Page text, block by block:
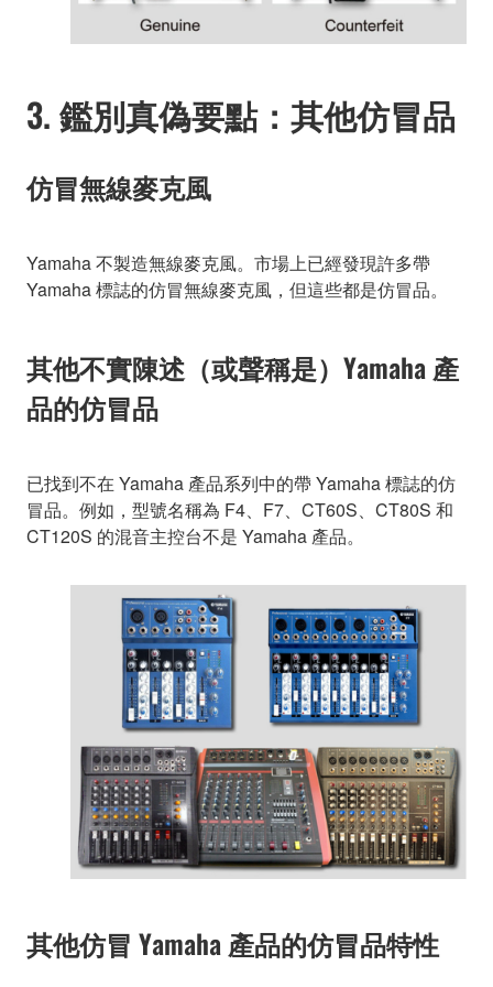
3. 鑑別真偽要點：其他仿冒品
仿冒無線麥克風
Yamaha 不製造無線麥克風。市場上已經發現許多帶
Yamaha 標誌的仿冒無線麥克風，但這些都是仿冒品。
其他不實陳述（或聲稱是）Yamaha 產
品的仿冒品
已找到不在 Yamaha 產品系列中的帶 Yamaha 標誌的仿
冒品。例如，型號名稱為 F4、F7、CT60S、CT80S 和
CT120S 的混音主控台不是 Yamaha 產品。
其他仿冒 Yamaha 產品的仿冒品特性